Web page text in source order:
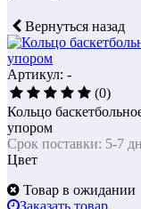
Вернуться назад
Артикул: -
(0)
Кольцо
упором
Срок поставки: 5-7
Цвет
Товар в ожидании